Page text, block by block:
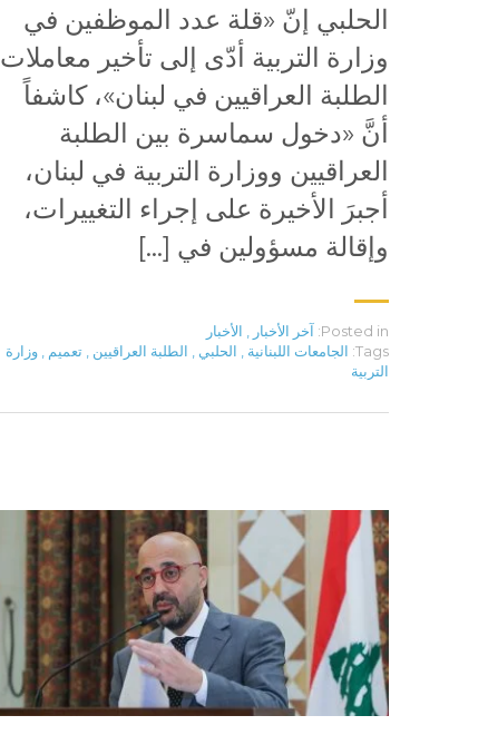
الحلبي إنّ «قلة عدد الموظفين في
وزارة التربية أدّى إلى تأخير معاملات
الطلبة العراقيين في لبنان»، كاشفاً
أنَّ «دخول سماسرة بين الطلبة
العراقيين ووزارة التربية في لبنان،
أجبرَ الأخيرة على إجراء التغييرات،
وإقالة مسؤولين في […]
Posted in: آخر الأخبار , الأخبار
Tags: الجامعات اللبنانية , الحلبي , الطلبة العراقيين , تعميم , وزارة
التربية